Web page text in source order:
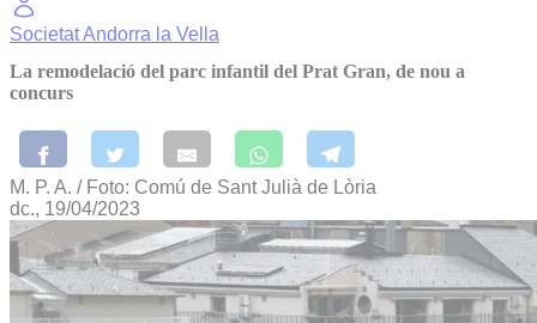
SocietatAndorra la Vella
La remodelació del parc infantil del Prat Gran, de nou a
concurs
M. P. A. / Foto: Comú de Sant Julià de Lòria
dc., 19/04/2023